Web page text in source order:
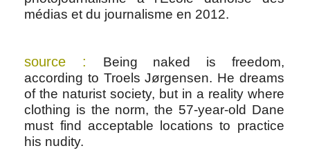
médias et du journalisme en 2012.
source : Being naked is freedom,
according to Troels Jørgensen. He dreams
of the naturist society, but in a reality where
clothing is the norm, the 57-year-old Dane
must find acceptable locations to practice
his nudity.